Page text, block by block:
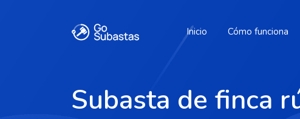
Inicio Cómo funciona
Subasta de finca